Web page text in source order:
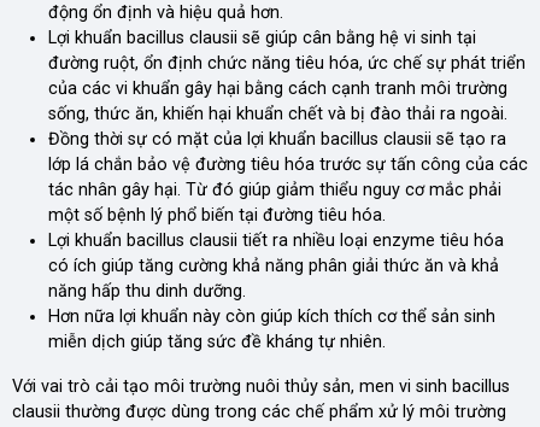
động ổn định và hiệu quả hơn.
Lợi khuẩn bacillus clausii sẽ giúp cân bằng hệ vi sinh tại
đường ruột, ổn định chức năng tiêu hóa, ức chế sự phát triển
của các vi khuẩn gây hại bằng cách cạnh tranh môi trường
sống, thức ăn, khiến hại khuẩn chết và bị đào thải ra ngoài.
Đồng thời sự có mặt của lợi khuẩn bacillus clausii sẽ tạo ra
lớp lá chắn bảo vệ đường tiêu hóa trước sự tấn công của các
tác nhân gây hại. Từ đó giúp giảm thiểu nguy cơ mắc phải
một số bệnh lý phổ biến tại đường tiêu hóa.
Lợi khuẩn bacillus clausii tiết ra nhiều loại enzyme tiêu hóa
có ích giúp tăng cường khả năng phân giải thức ăn và khả
năng hấp thu dinh dưỡng.
Hơn nữa lợi khuẩn này còn giúp kích thích cơ thể sản sinh
miễn dịch giúp tăng sức đề kháng tự nhiên.
Với vai trò cải tạo môi trường nuôi thủy sản, men vi sinh bacillus
clausii thường được dùng trong các chế phẩm xử lý môi trường